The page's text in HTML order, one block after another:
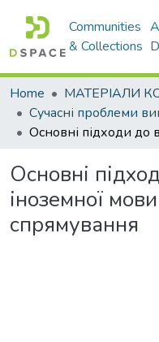
Communities
& Collections
Home
Основні
іноземної
спрямування